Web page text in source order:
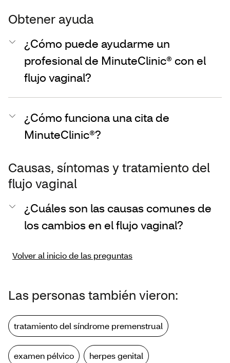
Obtener ayuda
¿Cómo puede ayudarme un
profesional de MinuteClinic® con el
flujo vaginal?
¿Cómo funciona una cita de
MinuteClinic®?
Causas, síntomas y tratamiento del
flujo vaginal
¿Cuáles son las causas comunes de
los cambios en el flujo vaginal?
Volver al inicio de las preguntas
Las personas también vieron:
tratamiento del síndrome premenstrual
examen pélvico herpes genital